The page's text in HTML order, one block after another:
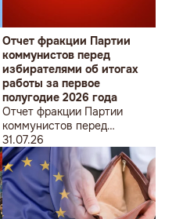
Отчет фракции Партии
коммунистов перед
избирателями об итогах
работы за первое
полугодие 2026 года
Отчет фракции Партии
коммунистов перед
избирателями об итогах
работы за первое полугодие
2026 года
31.07.26